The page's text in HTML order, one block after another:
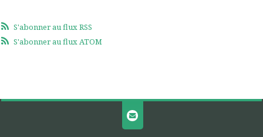
S'abonner au flux RSS
S'abonner au flux ATOM